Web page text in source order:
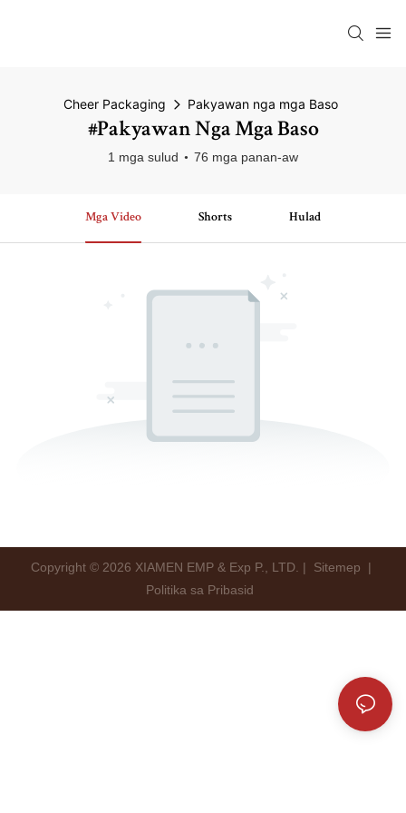
Cheer Packaging Pakyawan nga mga Baso
#Pakyawan Nga Mga Baso
1 mga sulud 76 mga panan-aw
Mga Video Shorts Hulad
Copyright © 2026 XIAMEN EMP & Exp P., LTD. | Sitemep
|
Politika sa Pribasid